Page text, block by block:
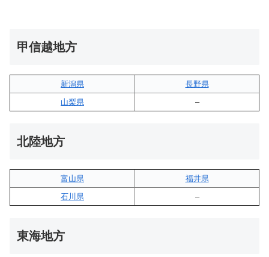
甲信越地方
新潟県
長野県
山梨県
–
北陸地方
富山県
福井県
石川県
–
東海地方